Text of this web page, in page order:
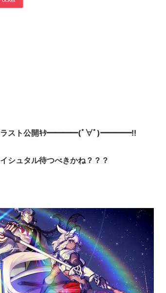
イラスト公開ｷﾀ━━━━(ﾟ∀ﾟ)━━━━!!
シュタル待つべきかね？？？